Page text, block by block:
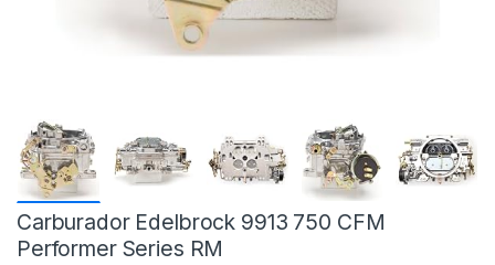
Carburador Edelbrock 9913 750 CFM
Performer Series RM